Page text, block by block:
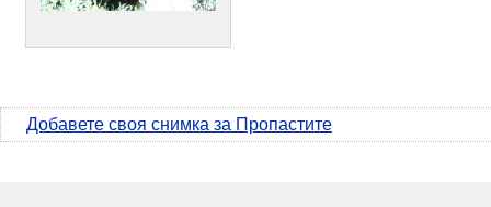
Добавете своя снимка за Пропастите